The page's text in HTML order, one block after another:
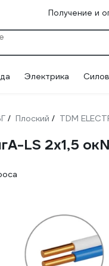
Получение и
Электрика
/ Плоский / TDM
LS 2х1,5